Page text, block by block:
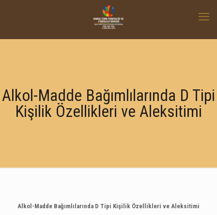
Alkol-Madde Bağımlılarında D Tipi
Kişilik Özellikleri ve Aleksitimi
Alkol-Madde Bağımlılarında D Tipi Kişilik Özellikleri ve Aleksitimi